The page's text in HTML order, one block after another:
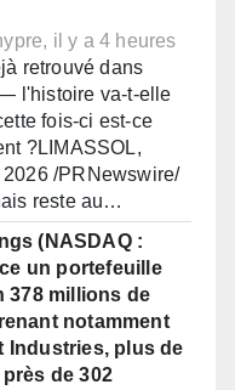
il y a 4 heures
retrouvé dans
l'histoire va-t-elle
fois-ci est-ce
?LIMASSOL,
/PRNewswire/
reste au…
(NASDAQ :
un portefeuille
378 millions de
notamment
Industries, plus de
près de 302